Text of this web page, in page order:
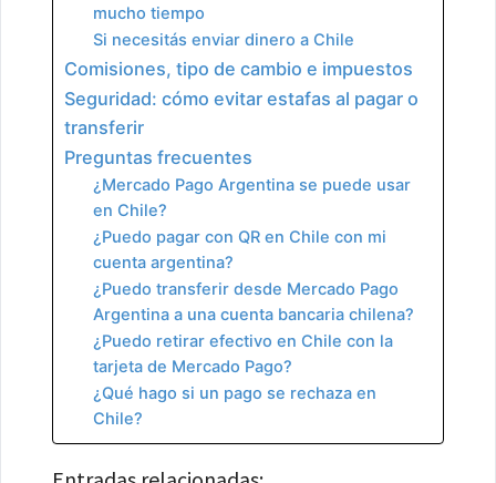
mucho tiempo
Si necesitás enviar dinero a Chile
Comisiones, tipo de cambio e impuestos
Seguridad: cómo evitar estafas al pagar o
transferir
Preguntas frecuentes
¿Mercado Pago Argentina se puede usar
en Chile?
¿Puedo pagar con QR en Chile con mi
cuenta argentina?
¿Puedo transferir desde Mercado Pago
Argentina a una cuenta bancaria chilena?
¿Puedo retirar efectivo en Chile con la
tarjeta de Mercado Pago?
¿Qué hago si un pago se rechaza en
Chile?